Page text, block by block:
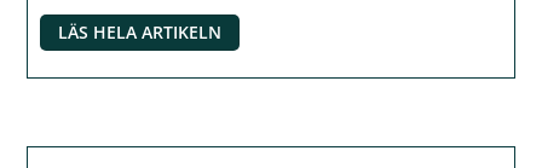
LÄS HELA ARTIKELN